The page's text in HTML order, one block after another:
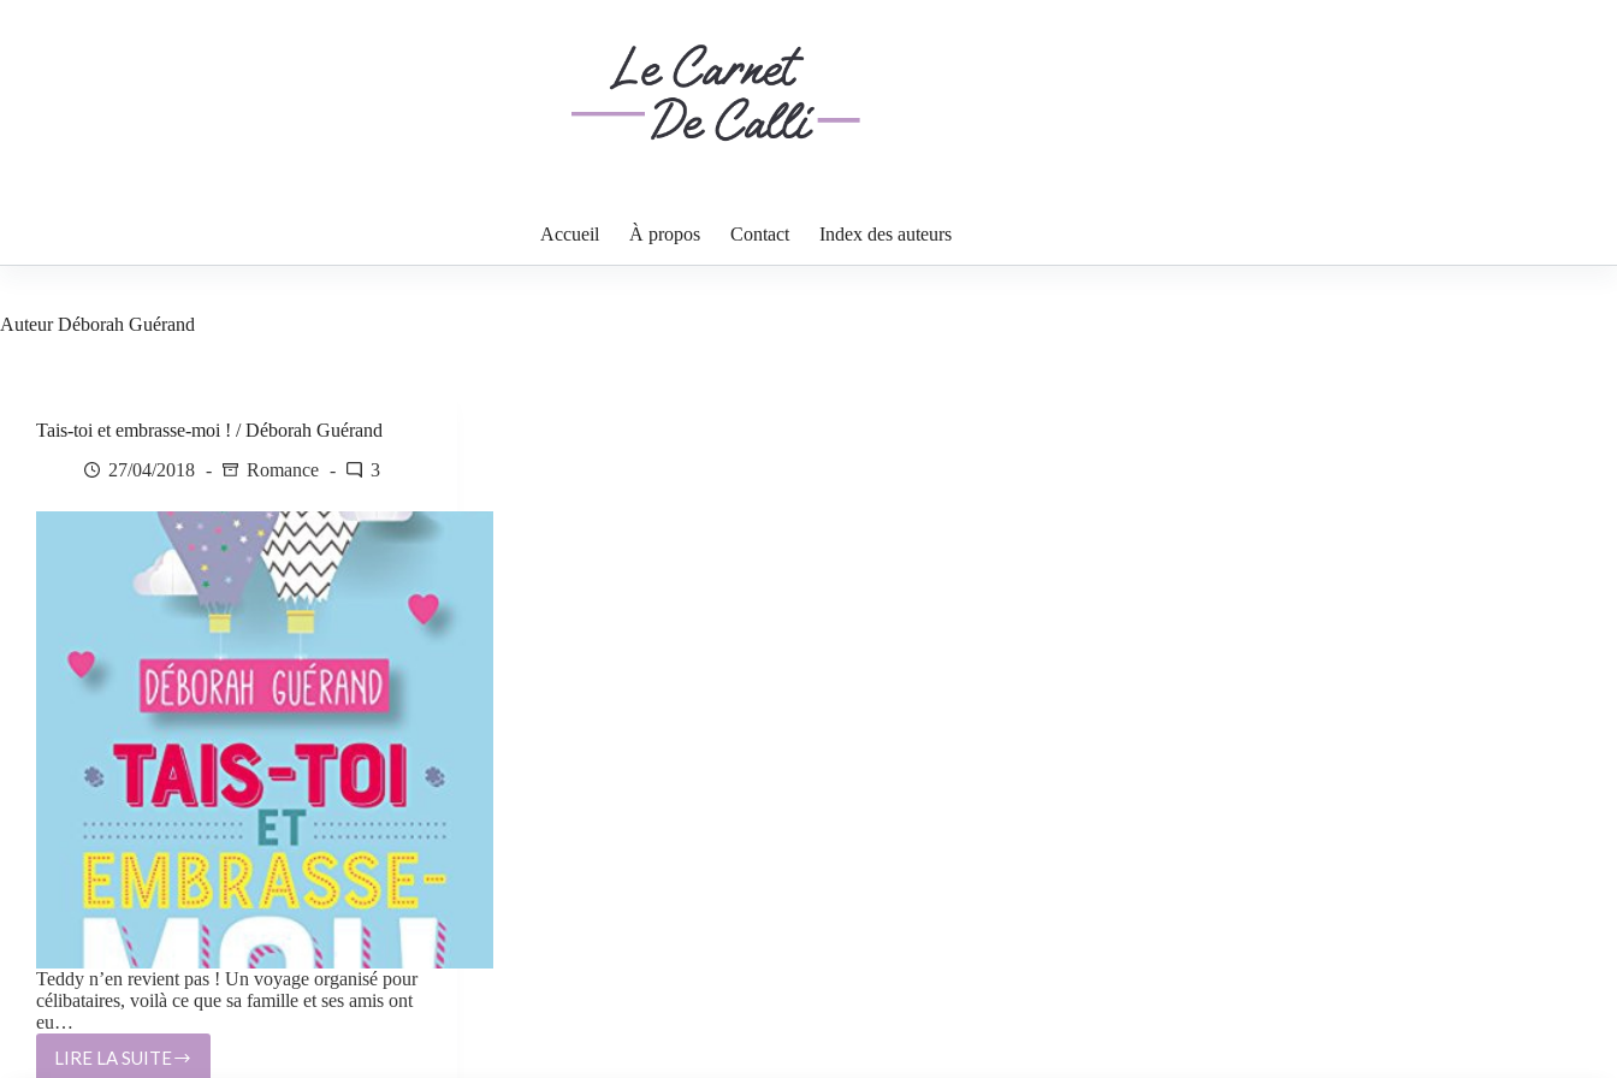
Accueil À propos Contact Index des auteurs
AuteurDéborah Guérand
Tais-toi et embrasse-moi ! / Déborah Guérand
27/04/2018
Romance 3
Teddy n’en revient pas ! Un voyage organisé pour
célibataires, voilà ce que sa famille et ses amis ont
eu…
LIRE LA SUITE
TAIS-